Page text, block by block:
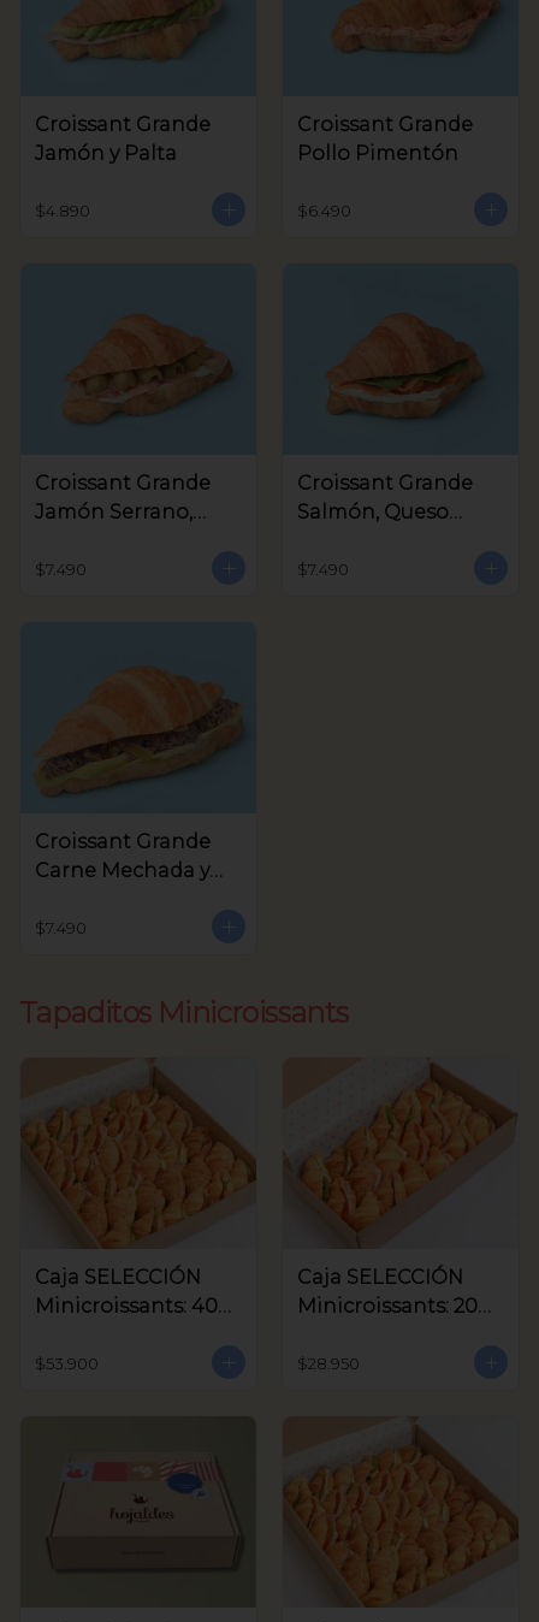
Croissant Grande
Jamón y Palta
$4.890
Croissant Grande
Pollo Pimentón
$6.490
Croissant Grande
Jamón Serrano,
Aceitunas Verdes
$7.490
Croissant Grande
Salmón, Queso
$7.490
Croissant Grande
Carne Mechada y
$7.490
Tapaditos Minicroissants
Caja SELECCIÓN
Minicroissants: 40
$53.900
Caja SELECCIÓN
Minicroissants: 20
$28.950